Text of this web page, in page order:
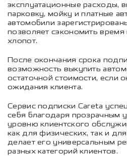
эксплуатационные расходы,
парковку, мойку и платные
автомобили
позволяет сэкономить
хлопот.
После окончания срока
возможность выкупить
остаточной стоимости, если
ожидания клиента.
Сервис подписки Careta
себя благодаря прозрачным
уровню клиентского
как для физических, так и
делает его универсальным
разных категорий клиентов.